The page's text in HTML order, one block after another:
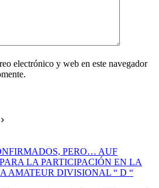
electrónico y web en este navegador
PERO… AUF
LA PARTICIPACIÓN EN LA
AMATEUR DIVISIONAL “ D “